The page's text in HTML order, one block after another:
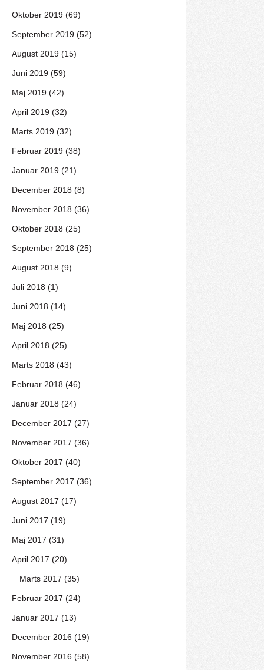
Oktober 2019 (69)
September 2019 (52)
August 2019 (15)
Juni 2019 (59)
Maj 2019 (42)
April 2019 (32)
Marts 2019 (32)
Februar 2019 (38)
Januar 2019 (21)
December 2018 (8)
November 2018 (36)
Oktober 2018 (25)
September 2018 (25)
August 2018 (9)
Juli 2018 (1)
Juni 2018 (14)
Maj 2018 (25)
April 2018 (25)
Marts 2018 (43)
Februar 2018 (46)
Januar 2018 (24)
December 2017 (27)
November 2017 (36)
Oktober 2017 (40)
September 2017 (36)
August 2017 (17)
Juni 2017 (19)
Maj 2017 (31)
April 2017 (20)
Marts 2017 (35)
Februar 2017 (24)
Januar 2017 (13)
December 2016 (19)
November 2016 (58)